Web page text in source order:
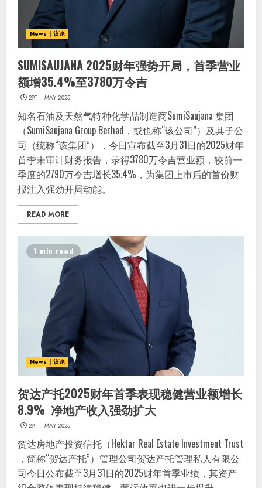
News | 议论
SUMISAUJANA 2025财年强势开局，首季营业
额增35.4%至3780万令吉
29TH MAY 2025
知名石油及天然气特种化学品制造商SumiSaujana 集团
（SumiSaujana Group Berhad，或也称“该公司”）及其子公
司（统称“该集团”），今日宣布截至3月31日的2025财年
首季未审计财务报告，录得3780万令吉营业额，较前一
季度的2790万令吉增长35.4%，为集团上市后的首份财
报注入强劲开局动能。
READ MORE
1 min read
News | 议论
贺达产托2025财年首季表现稳健营业额增长
8.9% 净地产收入强劲扩大
29TH MAY 2025
贺达房地产投资信托（Hektar Real Estate Investment Trust
，简称“贺达产托”）管理公司贺达产托管理私人有限公
司今日公布截至3月31日的2025财年首季业绩，其资产